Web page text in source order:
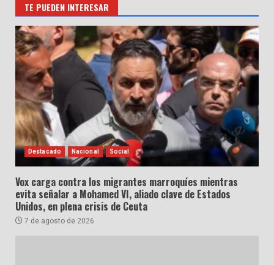
TE PUEDEN INTERESAR
Destacado Nacional Social
Vox carga contra los migrantes marroquíes mientras
evita señalar a Mohamed VI, aliado clave de Estados
Unidos, en plena crisis de Ceuta
7 de agosto de 2026